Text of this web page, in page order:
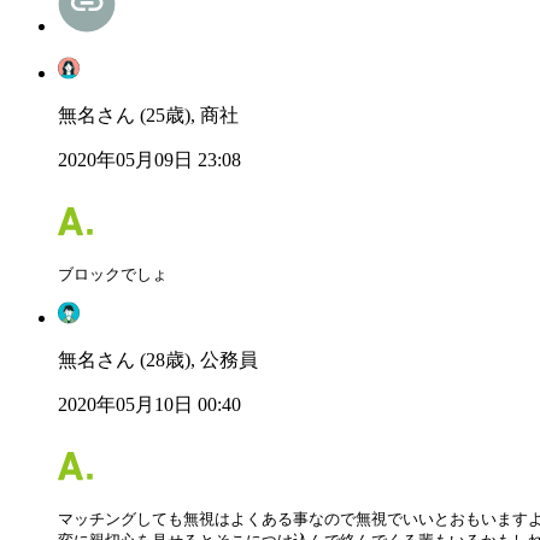
無名さん (25歳), 商社
2020年05月09日 23:08
ブロックでしょ
無名さん (28歳), 公務員
2020年05月10日 00:40
マッチングしても無視はよくある事なので無視でいいとおもいます